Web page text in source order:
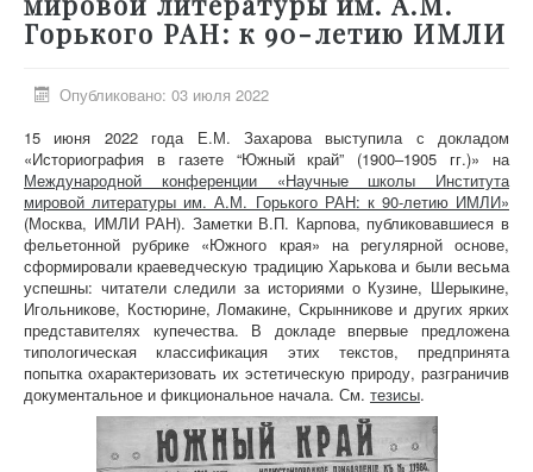
Горького РАН: к 90-летию ИМЛИ
Опубликовано: 03 июля 2022
15 июня 2022 года Е.М. Захарова выступила с докладом
«Историография в газете “Южный край” (1900–1905 гг.)» на
Международной конференции «Научные школы Института
мировой литературы им. А.М. Горького РАН: к 90-летию ИМЛИ»
(Москва, ИМЛИ РАН). Заметки В.П. Карпова, публиковавшиеся в
фельетонной рубрике «Южного края» на регулярной основе,
сформировали краеведческую традицию Харькова и были весьма
успешны: читатели следили за историями о Кузине, Шерыкине,
Игольникове, Костюрине, Ломакине, Скрынникове и других ярких
представителях купечества. В докладе впервые предложена
типологическая классификация этих текстов, предпринята
попытка охарактеризовать их эстетическую природу, разграничив
документальное и фикциональное начала. См. тезисы.